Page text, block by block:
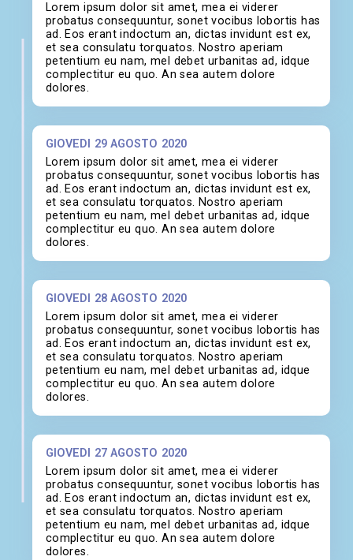
Lorem ipsum dolor sit amet, mea ei viderer
probatus consequuntur, sonet vocibus lobortis has
ad. Eos erant indoctum an, dictas invidunt est ex,
et sea consulatu torquatos. Nostro aperiam
petentium eu nam, mel debet urbanitas ad, idque
complectitur eu quo. An sea autem dolore
dolores.
GIOVEDÌ 29 AGOSTO 2020
Lorem ipsum dolor sit amet, mea ei viderer
probatus consequuntur, sonet vocibus lobortis has
ad. Eos erant indoctum an, dictas invidunt est ex,
et sea consulatu torquatos. Nostro aperiam
petentium eu nam, mel debet urbanitas ad, idque
complectitur eu quo. An sea autem dolore
dolores.
GIOVEDÌ 28 AGOSTO 2020
Lorem ipsum dolor sit amet, mea ei viderer
probatus consequuntur, sonet vocibus lobortis has
ad. Eos erant indoctum an, dictas invidunt est ex,
et sea consulatu torquatos. Nostro aperiam
petentium eu nam, mel debet urbanitas ad, idque
complectitur eu quo. An sea autem dolore
dolores.
GIOVEDÌ 27 AGOSTO 2020
Lorem ipsum dolor sit amet, mea ei viderer
probatus consequuntur, sonet vocibus lobortis has
ad. Eos erant indoctum an, dictas invidunt est ex,
et sea consulatu torquatos. Nostro aperiam
petentium eu nam, mel debet urbanitas ad, idque
complectitur eu quo. An sea autem dolore
dolores.